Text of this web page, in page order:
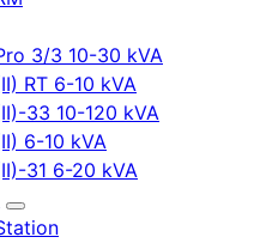
3/3 10-30 kVA
RT 6-10 kVA
33 10-120 kVA
6-10 kVA
31 6-20 kVA